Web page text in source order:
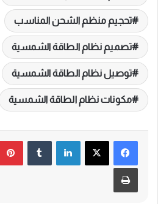
تحجيم منظم الشحن المناسب
تصميم نظام الطاقة الشمسية
توصيل نظام الطاقة الشمسية
مكونات نظام الطاقة الشمسية
لينكدإن
‏Tumblr
طباعة